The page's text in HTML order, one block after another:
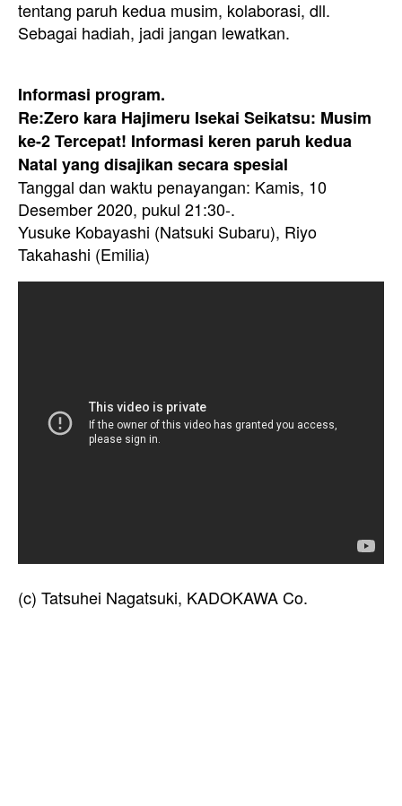
tentang paruh kedua musim, kolaborasi, dll.
Sebagai hadiah, jadi jangan lewatkan.
Informasi program.
Re:Zero kara Hajimeru Isekai Seikatsu: Musim
ke-2 Tercepat! Informasi keren paruh kedua
Natal yang disajikan secara spesial
Tanggal dan waktu penayangan: Kamis, 10
Desember 2020, pukul 21:30-.
Yusuke Kobayashi (Natsuki Subaru), Riyo
Takahashi (Emilia)
(c) Tatsuhei Nagatsuki, KADOKAWA Co.